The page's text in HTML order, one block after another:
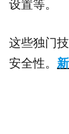
设置等。
这些独门
安全性。